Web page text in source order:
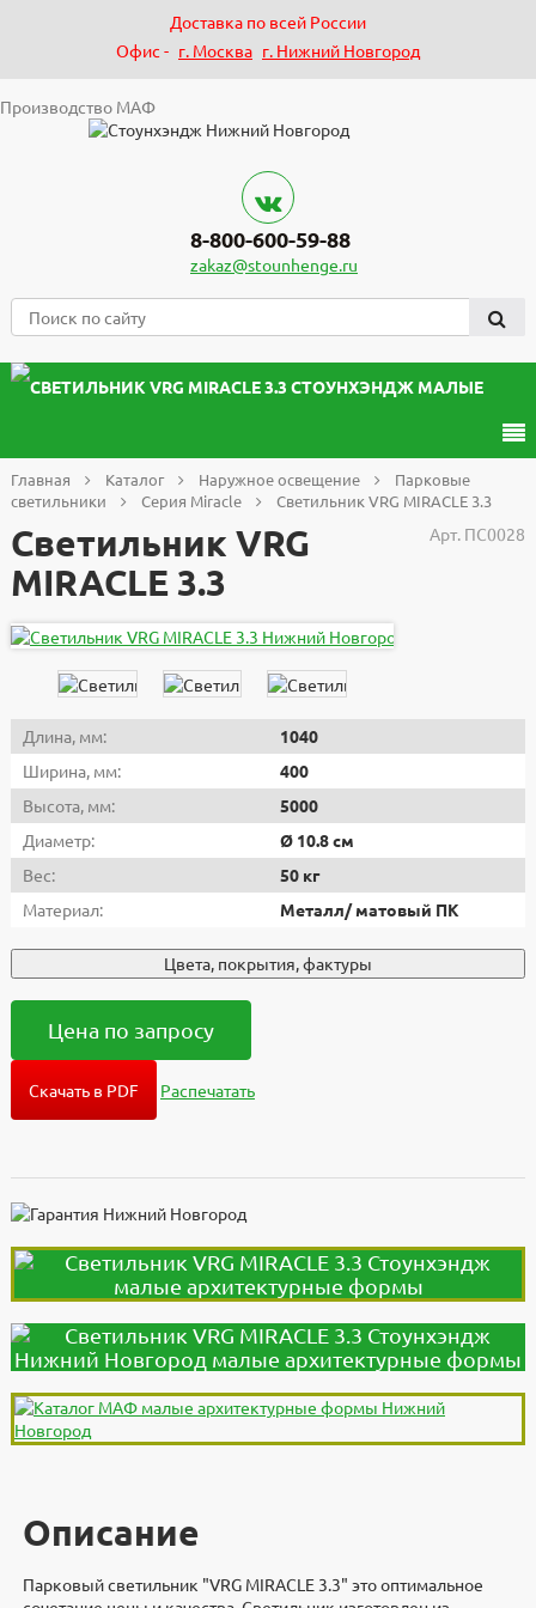
Доставка по всей России
Офис - г. Москва г. Нижний Новгород
Производство МАФ
8-800-600-59-88
zakaz@stounhenge.ru
Главная Каталог Наружное освещение
Парковые
светильники
Серия Miracle Светильник VRG MIRACLE 3.3
Арт. ПС0028
Светильник VRG
MIRACLE 3.3
Длина, мм:
1040
Ширина, мм:
400
Высота, мм:
5000
Диаметр:
Ø 10.8 см
Вес:
50 кг
Материал:
Металл/ матовый ПК
Цвета, покрытия, фактуры
Цена по запросу
Скачать в PDF Распечатать
Описание
Парковый светильник "VRG MIRACLE 3.3" это оптимальное